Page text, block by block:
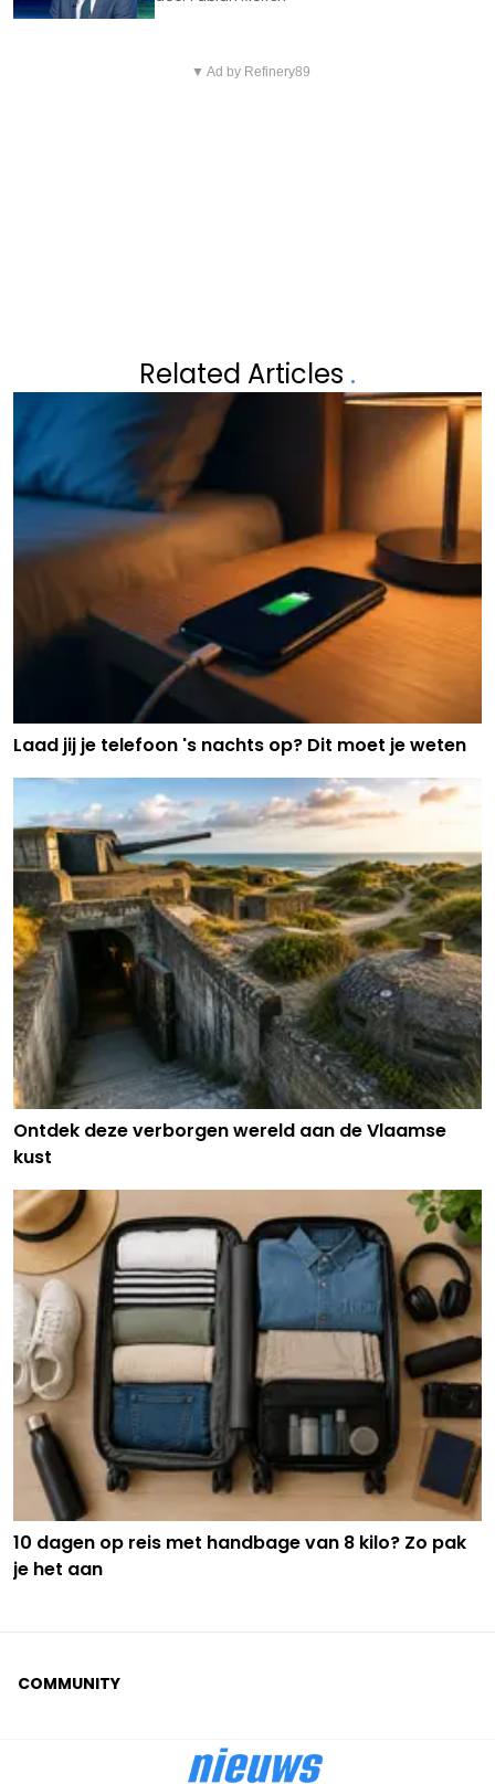
EERDER NAAR BED OF LATER
▼ Ad by Refinery89
Related Articles .
Laad jij je telefoon 's nachts op? Dit moet je weten
Ontdek deze verborgen wereld aan de Vlaamse
kust
10 dagen op reis met handbage van 8 kilo? Zo pak
je het aan
COMMUNITY